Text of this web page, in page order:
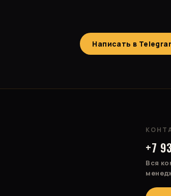
Написать в
+7
Вся